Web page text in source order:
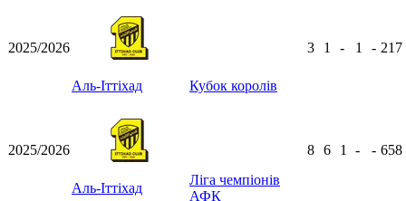
2025/2026
Аль-Іттіхад Кубок королів
3 1 - 1 - 217
2025/2026
Аль-Іттіхад
Ліга чемпіонів
АФК
8 6 1 - - 658